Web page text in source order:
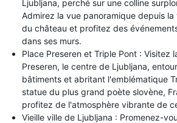
Ljubljana, perché sur une colline
Admirez la vue panoramique depuis
du château et profitez des
dans ses murs.
Place Preseren et Triple Pont : Visitez
Preseren, le centre de Ljubljana,
bâtiments et abritant l'emblématique
statue du plus grand poète slovène,
profitez de l'atmosphère vibrante de
Vieille ville de Ljubljana : Promenez-